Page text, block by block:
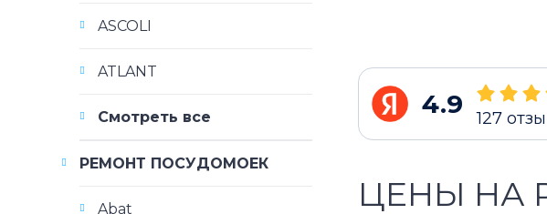
4.9 127
ЦЕНЫ НА
ASCOLI
ATLANT
Смотреть все
РЕМОНТ ПОСУДОМОЕК
Abat